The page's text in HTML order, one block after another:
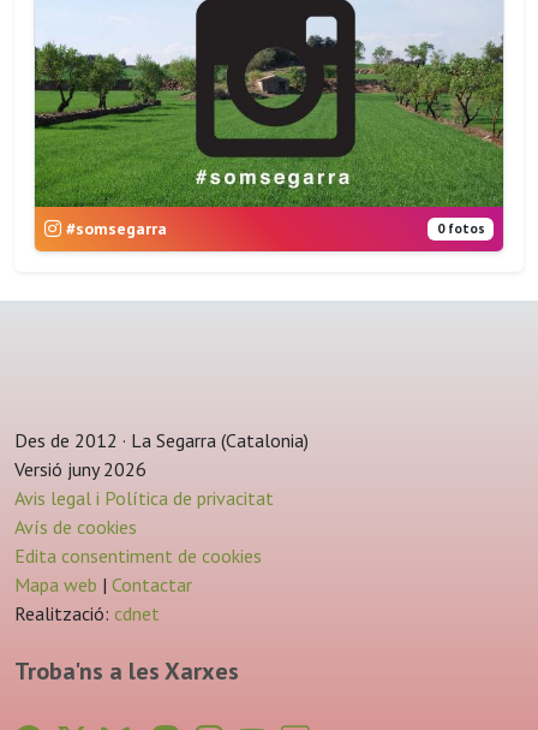
#somsegarra 0 fotos
Des de 2012 · La Segarra (Catalonia)
Versió juny 2026
Avis legal i Política de privacitat
Avís de cookies
Edita consentiment de cookies
Mapa web | Contactar
Realització: cdnet
Troba'ns a les Xarxes